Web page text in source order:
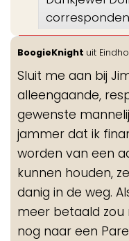
BoogieKnight uit
Sluit me aan bij
alleengaande,
gewenste
jammer dat ik
worden van een
kunnen houden,
danig in de weg.
meer betaald zou
nog naar een